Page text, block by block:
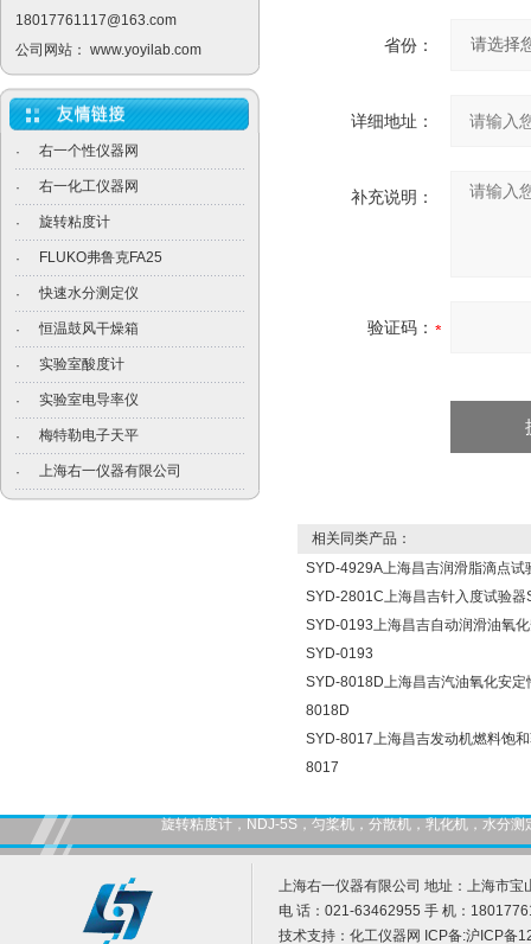
18017761117@163.com
公司网站： www.yoyilab.com
· 右一个性仪器网
· 右一化工仪器网
· 旋转粘度计
· FLUKO弗鲁克FA25
· 快速水分测定仪
· 恒温鼓风干燥箱
· 实验室酸度计
· 实验室电导率仪
· 梅特勒电子天平
· 上海右一仪器有限公司
省份：
详细地址：
补充说明：
验证码：
相关同类产品：
SYD-4929A上海昌吉润滑脂滴点
SYD-2801C上海昌吉针入度试验
SYD-0193上海昌吉自动润滑油氧
SYD-0193
SYD-8018D上海昌吉汽油氧化安
8018D
SYD-8017上海昌吉发动机燃料饱
8017
旋转粘度计，NDJ-5S，匀桨机，分散机，乳化机，水分
上海右一仪器有限公司 地址：上海市宝
电 话：021-63462955 手 机：
技术支持： 化工仪器网 ICP备:沪ICP备